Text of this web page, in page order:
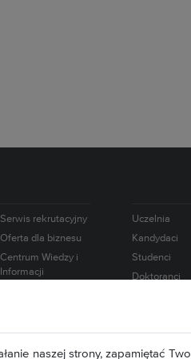
Serwis rekrutacyjny
Oferta dla biznesu
Centrum Wiedzy i
Informacji
międzynarodowa
Konsorcjum IATI
Uczelnia
Kandydaci
Studenci
Doktoranci
Badania
Media
naszej strony, zapamiętać